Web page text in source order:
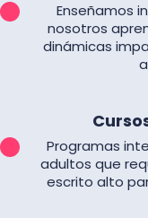
Enseñamos
nosotros
dinámicas
Programas
adultos que
escrito alto